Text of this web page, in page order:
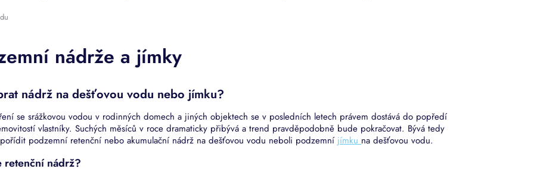
nádrže a jímky
nádrž na dešťovou vodu nebo jímku?
se srážkovou vodou v rodinných domech a jiných objektech se v posledních letech právem dostává do popředí
vlastníky. Suchých měsíců v roce dramaticky přibývá a trend pravděpodobně bude pokračovat. Bývá tedy
podzemní retenční nebo akumulační nádrž na dešťovou vodu neboli podzemní jímkuna dešťovou vodu.
retenční nádrž?